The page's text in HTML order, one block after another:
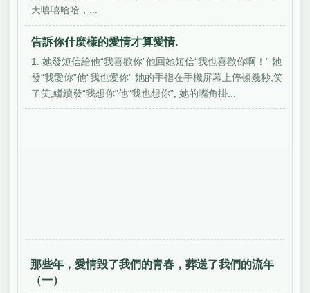
天嘻嘻哈哈，...
告訴你什麼樣的愛情才算愛情.
1. 她發短信給他“我喜歡你”他回她短信“我也喜歡你啊！” 她
發“我愛你”他“我也愛你” 她的手指在手機屏幕上停頓幾秒,笑
了笑,繼續發“我想你”他“我也想你”, 她的嘴角掛...
那些年，愛情毀了我們的青春，葬送了我們的流年
（一）